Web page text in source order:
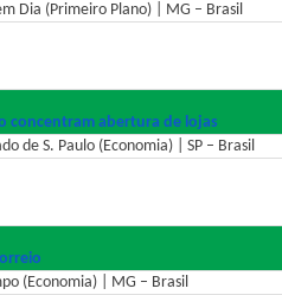
Dia (Primeiro Plano) | MG – Brasil
concentram abertura de lojas
de S. Paulo (Economia) | SP – Brasil
(Economia) | MG – Brasil